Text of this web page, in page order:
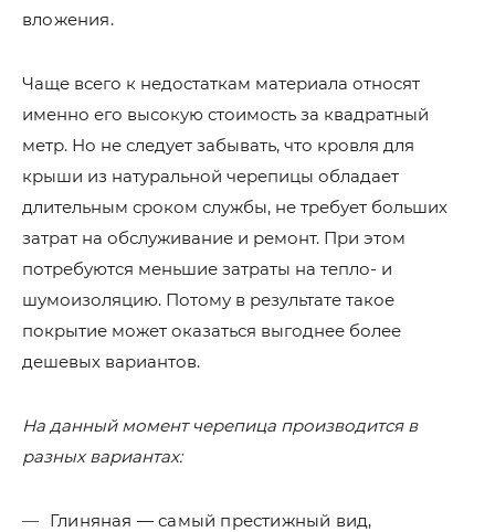
вложения.
Чаще всего к недостаткам материала относят
именно его высокую стоимость за квадратный
метр. Но не следует забывать, что кровля для
крыши из натуральной черепицы обладает
длительным сроком службы, не требует больших
затрат на обслуживание и ремонт. При этом
потребуются меньшие затраты на тепло- и
шумоизоляцию. Потому в результате такое
покрытие может оказаться выгоднее более
дешевых вариантов.
На данный момент черепица производится в
разных вариантах:
Глиняная — самый престижный вид,